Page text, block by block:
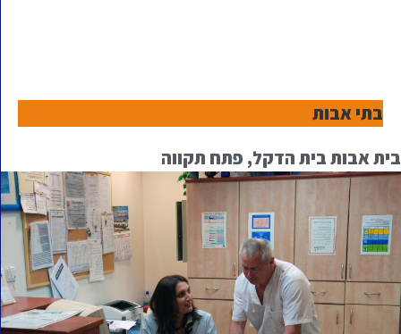
בתי אבות
בית אבות בית הדקל, פתח תקווה